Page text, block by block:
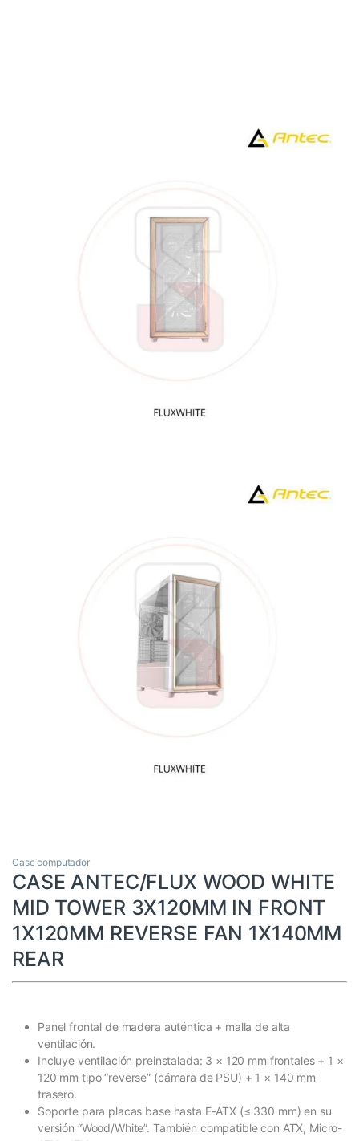
Case computador
CASE ANTEC/FLUX WOOD WHITE
MID TOWER 3X120MM IN FRONT
1X120MM REVERSE FAN 1X140MM
REAR
Panel frontal de madera auténtica + malla de alta
ventilación.
Incluye ventilación preinstalada: 3 × 120 mm frontales + 1 ×
120 mm tipo “reverse” (cámara de PSU) + 1 × 140 mm
trasero.
Soporte para placas base hasta E-ATX (≤ 330 mm) en su
versión “Wood/White”. También compatible con ATX, Micro-